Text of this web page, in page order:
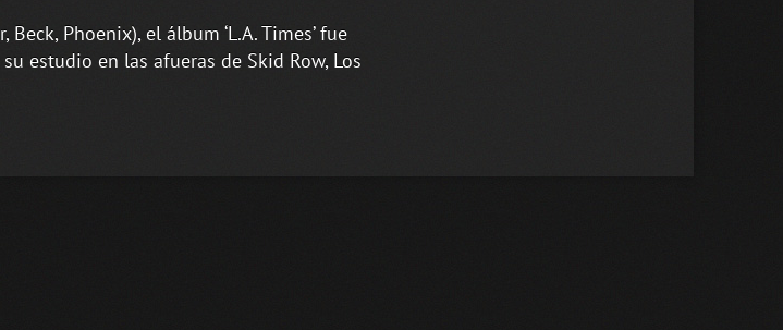
Phoenix), el álbum ‘L.A. Times’ fue
estudio en las afueras de Skid Row, Los